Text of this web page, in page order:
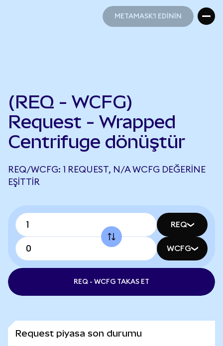
METAMASK'I EDİNİN
(REQ - WCFG)
Request - Wrapped
Centrifuge dönüştür
REQ/WCFG: 1 REQUEST, N/A WCFG DEĞERINE
EŞITTIR
REQ
WCFG
REQ - WCFG TAKAS ET
Request piyasa son durumu